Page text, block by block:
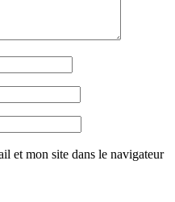
et mon site dans le navigateur